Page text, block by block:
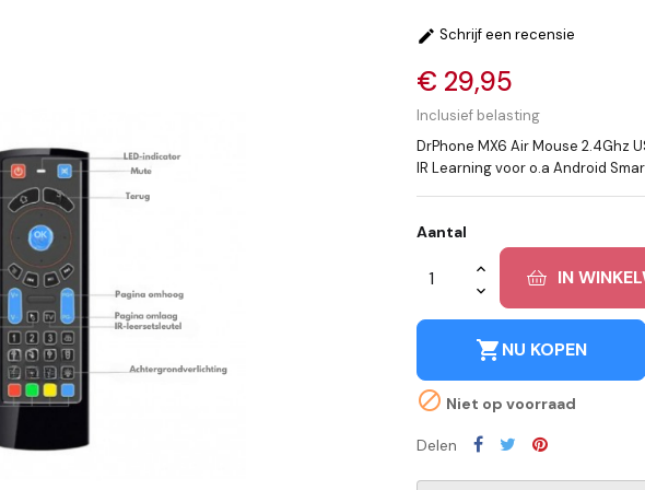
 Schrijf een recensie
€ 29,95
Inclusief belasting
DrPhone MX6 Air Mouse
IR Learning voor o.a Android
Aantal
IN
shopping_cartNU KOPEN
 Niet op voorraad
Delen